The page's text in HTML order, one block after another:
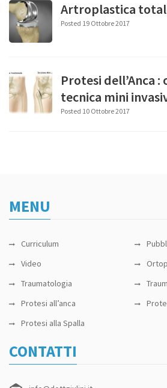
Artroplastica
Posted 19 Ottobre 2017
Protesi dell’Anca :
tecnica mini
Posted 10 Ottobre 2017
MENU
Curriculum
Video
Traumatologia
Protesi all’anca
Protesi alla Spalla
CONTATTI